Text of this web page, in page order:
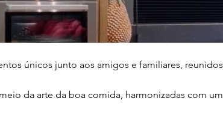
únicos junto aos amigos e familiares, reunidos
da arte da boa comida, harmonizadas com um